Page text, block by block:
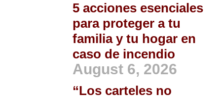
5 acciones esenciales
para proteger a tu
familia y tu hogar en
caso de incendio
August 6, 2026
“Los carteles no